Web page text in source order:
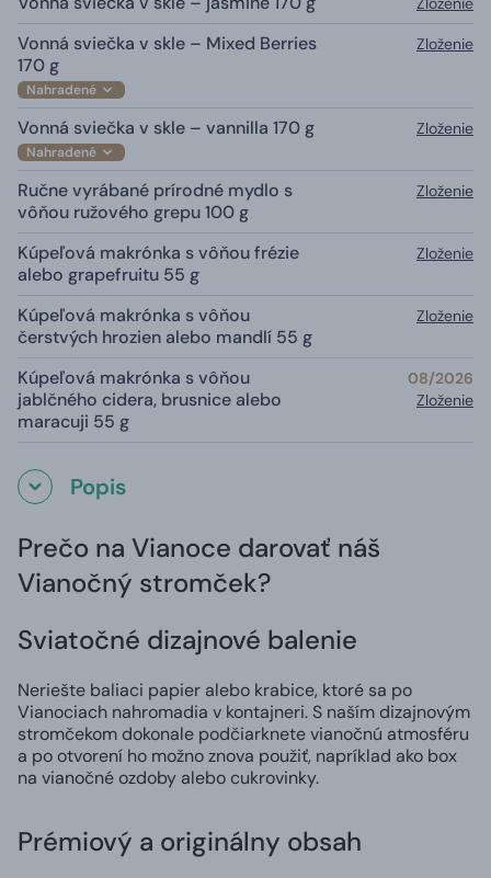
Vonná sviečka v skle – Mixed Berries
170 g
Nahradené
Zloženie
Vonná sviečka v skle – vannilla 170 g
Nahradené
Zloženie
Ručne vyrábané prírodné mydlo s
vôňou ružového grepu 100 g
Zloženie
Kúpeľová makrónka s vôňou frézie
alebo grapefruitu 55 g
Zloženie
Kúpeľová makrónka s vôňou
čerstvých hrozien alebo mandlí 55 g
Zloženie
Kúpeľová makrónka s vôňou
jablčného cidera, brusnice alebo
maracuji 55 g
08/2026
Zloženie
Popis
Prečo na Vianoce darovať náš
Vianočný stromček?
Sviatočné dizajnové balenie
Neriešte baliaci papier alebo krabice, ktoré sa po
Vianociach nahromadia v kontajneri. S naším dizajnovým
stromčekom dokonale podčiarknete vianočnú atmosféru
a po otvorení ho možno znova použiť, napríklad ako box
na vianočné ozdoby alebo cukrovinky.
Prémiový a originálny obsah